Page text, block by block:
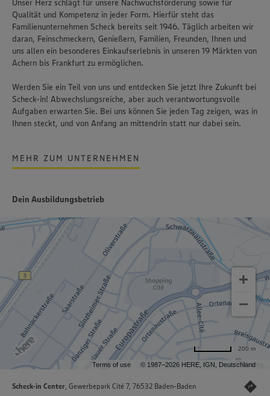
Unser Herz schlägt für unsere Nachwuchsförderung sowie für
Qualität und Kompetenz in jeder Form. Hierfür steht das
Familienunternehmen Scheck bereits seit 1946. Täglich arbeiten wir
daran, Feinschmeckern, Genießern, Familien, Freunden, Ihnen und
uns allen ein besonderes Einkaufserlebnis in unseren 19 Märkten von
Achern bis Frankfurt zu ermöglichen.
Werden Sie ein Teil von uns und entdecken Sie jetzt Ihre Zukunft bei
Scheck-in! Abwechslungsreiche, aber auch verantwortungsvolle
Aufgaben erwarten Sie. Bei uns können Sie jeden Tag zeigen, was in
Ihnen steckt, und von Anfang an mittendrin statt nur dabei sein.
MEHR ZUM UNTERNEHMEN
Dein Ausbildungsbetrieb
Terms of use © 1987–2026 HERE, IGN, Deutschland
200 m
Scheck-in Center, Gewerbepark Cité 7, 76532 Baden-Baden